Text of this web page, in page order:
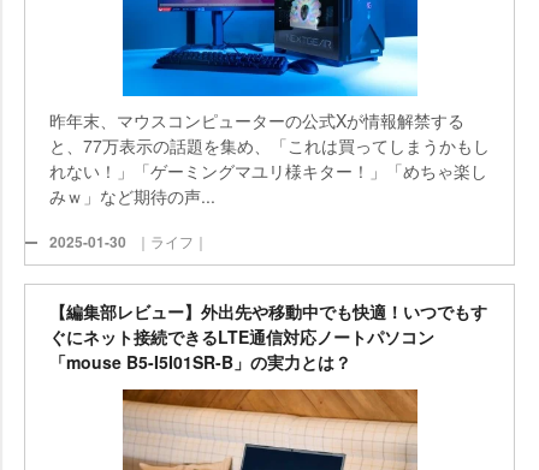
昨年末、マウスコンピューターの公式Xが情報解禁する
と、77万表示の話題を集め、「これは買ってしまうかもし
れない！」「ゲーミングマユリ様キター！」「めちゃ楽し
みｗ」など期待の声...
2025-01-30 ｜ライフ｜
【編集部レビュー】外出先や移動中でも快適！いつでもす
ぐにネット接続できるLTE通信対応ノートパソコン
「mouse B5-I5I01SR-B」の実力とは？